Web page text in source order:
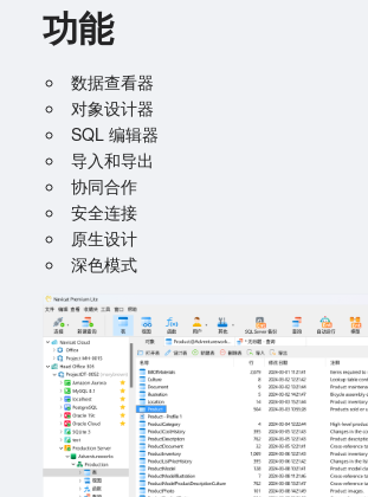
功能
数据查看器
对象设计器
SQL 编辑器
导入和导出
协同合作
安全连接
原生设计
深色模式